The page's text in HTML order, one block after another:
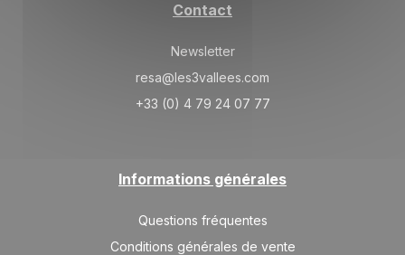
Contact
Newsletter
resa@les3vallees.com
+33 (0) 4 79 24 07 77
Informations générales
Questions fréquentes
Conditions générales de vente